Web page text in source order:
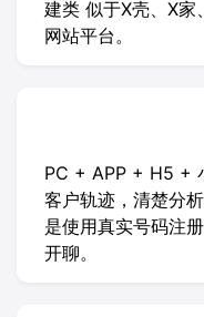
建类 似于X壳、X家
网站平台。
PC + APP + H5 +
客户轨迹，清楚分
是使用真实号码注
开聊。